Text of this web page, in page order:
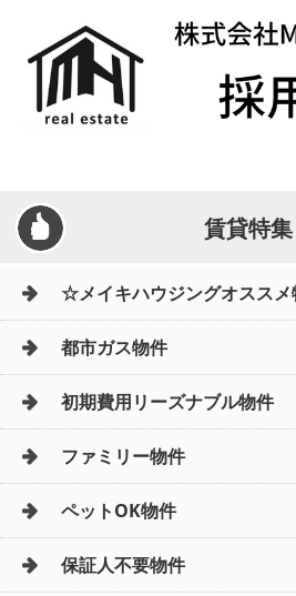
賃貸特集
☆メイキハウジングオスス
都市ガス物件
初期費用リーズナブル物件
ファミリー物件
ペットOK物件
保証人不要物件